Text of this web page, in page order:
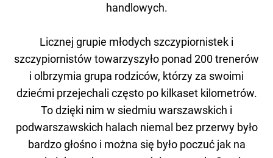
handlowych.
Licznej grupie młodych szczypiornistek i
szczypiornistów towarzyszyło ponad 200 trenerów
i olbrzymia grupa rodziców, którzy za swoimi
dziećmi przejechali często po kilkaset kilometrów.
To dzięki nim w siedmiu warszawskich i
podwarszawskich halach niemal bez przerwy było
bardzo głośno i można się było poczuć jak na